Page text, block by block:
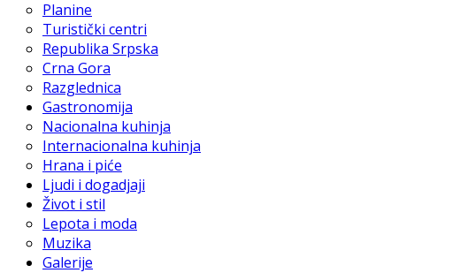
Planine
Turistički centri
Republika Srpska
Crna Gora
Razglednica
Gastronomija
Nacionalna kuhinja
Internacionalna kuhinja
Hrana i piće
Ljudi i dogadjaji
Život i stil
Lepota i moda
Muzika
Galerije